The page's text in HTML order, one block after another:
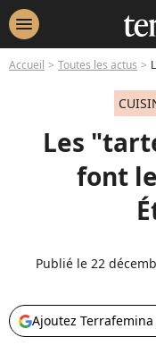
menu
Accueil Toutes les actus
Les
font
Publié le 22
Ajoutez